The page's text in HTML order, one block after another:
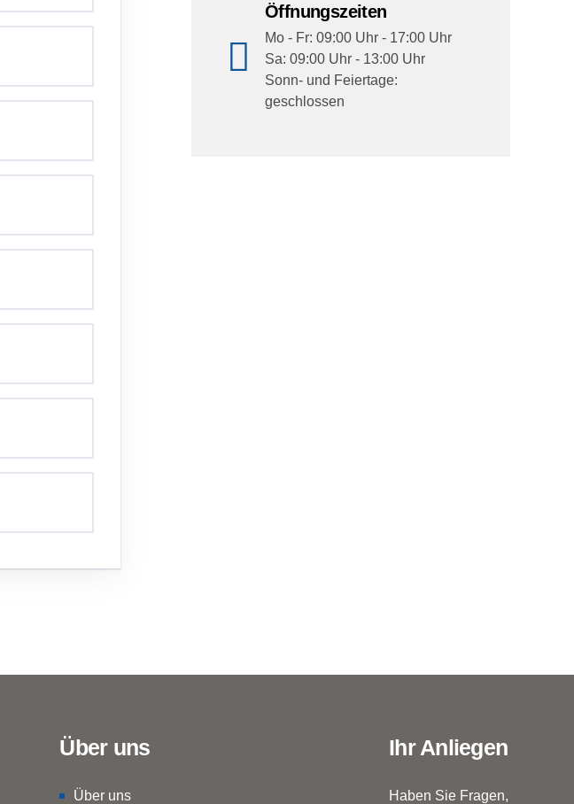
Öffnungszeiten
Mo - Fr: 09:00 Uhr - 17:00 Uhr
Sa: 09:00 Uhr - 13:00 Uhr
Sonn- und Feiertage:
geschlossen
Über uns
Über uns
Ihr Anliegen
Haben Sie Fragen,